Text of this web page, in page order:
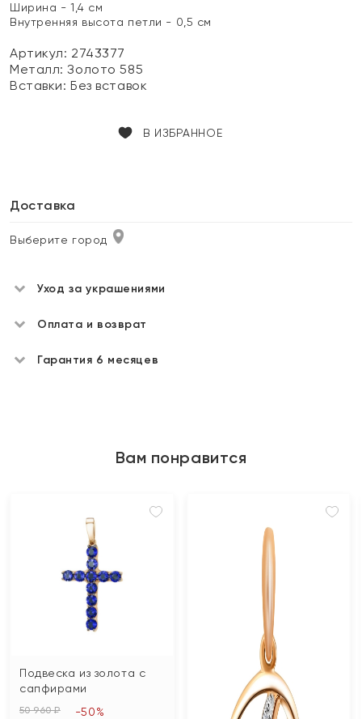
Ширина - 1,4 см
Внутренняя высота петли - 0,5 см
Артикул: 2743377
Металл:Золото 585
Вставки:Без вставок
В ИЗБРАННОЕ
Доставка
Выберите город
Уход за украшениями
Оплата и возврат
Гарантия 6 месяцев
Вам понравится
Подвеска из золота с
сапфирами
50 960 ₽ -50%